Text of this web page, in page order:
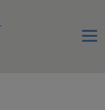
Menu